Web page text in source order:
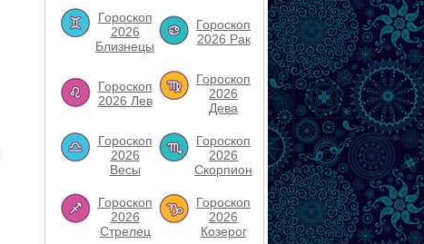
Гороскоп
2026
Близнецы
Гороскоп
2026 Рак
Гороскоп
2026 Лев
Гороскоп
2026
Дева
Гороскоп
2026
Весы
Гороскоп
2026
Скорпион
Гороскоп
2026
Стрелец
Гороскоп
2026
Козерог